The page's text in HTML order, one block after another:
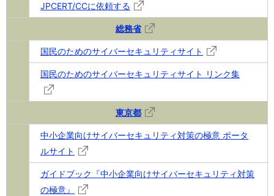
JPCERT/CCに依頼する
総務省
国民のためのサイバーセキュリティサイト
国民のためのサイバーセキュリティサイト リンク集
東京都
中小企業向けサイバーセキュリティ対策の極意 ポータ
ルサイト
ガイドブック『中小企業向けサイバーセキュリティ対策
の極意』